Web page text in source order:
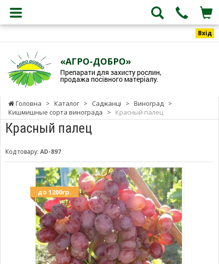
Вхід
«АГРО-ДОБРО»
Препарати для захисту рослин,
продажа посівного матеріалу.
Головна > Каталог > Саджанці > Виноград
>
Кишмишные сорта винограда
> Красный палец
Красный палец
Код товару: AD-897
до 1200гр.